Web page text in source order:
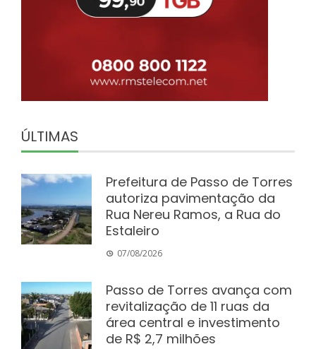
ÚLTIMAS
Prefeitura de Passo de Torres
autoriza pavimentação da
Rua Nereu Ramos, a Rua do
Estaleiro
07/08/2026
Passo de Torres avança com
revitalização de 11 ruas da
área central e investimento
de R$ 2,7 milhões